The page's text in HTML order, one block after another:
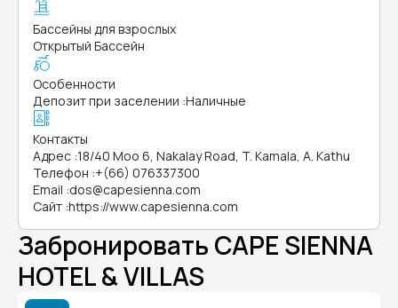
Бассейны для взрослых
Открытый Бассейн
Особенности
Депозит при заселении :Наличные
Контакты
Адрес :18/40 Moo 6, Nakalay Road, T. Kamala, A. Kathu
Телефон :+(66) 076337300
Email :dos@capesienna.com
Сайт :https://www.capesienna.com
Забронировать CAPE SIENNA
HOTEL & VILLAS